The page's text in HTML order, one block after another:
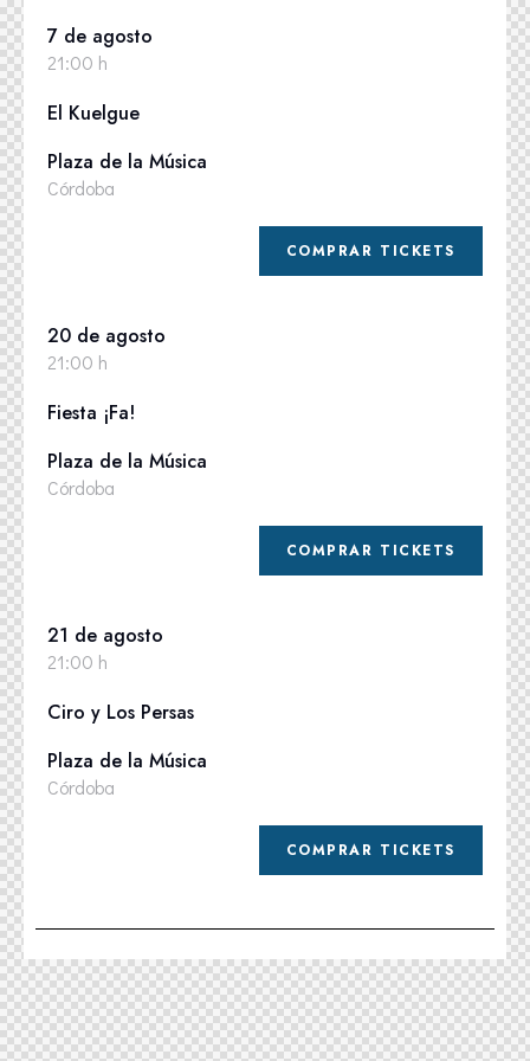
7 de agosto
21:00 h
El Kuelgue
Plaza de la Música
Córdoba
COMPRAR TICKETS
20 de agosto
21:00 h
Fiesta ¡Fa!
Plaza de la Música
Córdoba
COMPRAR TICKETS
21 de agosto
21:00 h
Ciro y Los Persas
Plaza de la Música
Córdoba
COMPRAR TICKETS